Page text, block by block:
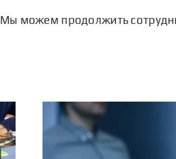
можем продолжить
Добровольная